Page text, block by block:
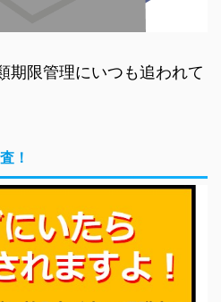
期限管理にいつも追われて
！